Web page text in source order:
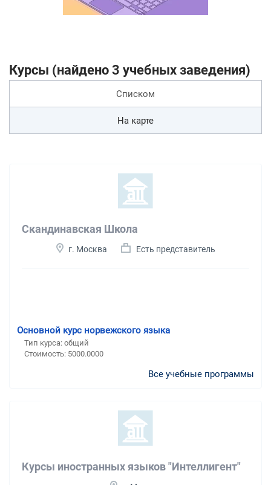
Курсы (найдено 3 учебных заведения)
Списком
На карте
Скандинавская Школа
г. Москва Есть представитель
Основной курс норвежского языка
Тип курса: общий
Стоимость: 5000.0000
Все учебные программы
Курсы иностранных языков "Интеллигент"